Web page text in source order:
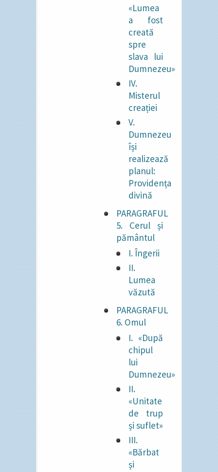
«Lumea
a fost
creată
spre
slava lui
Dumnezeu»
IV.
Misterul
creației
V.
Dumnezeu
își
realizează
planul:
Providența
divină
PARAGRAFUL
5. Cerul și
pământul
I. Îngerii
II.
Lumea
văzută
PARAGRAFUL
6. Omul
I. «După
chipul
lui
Dumnezeu»
II.
«Unitate
de trup
și suflet»
III.
«Bărbat
și